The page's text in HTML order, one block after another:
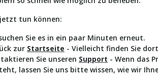
jetzt tun können:
Sie es in ein paar Minuten erneut.
zur Startseite - Vielleicht finden Sie
Sie unseren Support - Wenn das
lassen Sie uns bitte wissen, wie wir